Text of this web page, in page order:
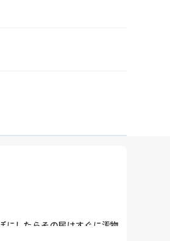
にしたらその尿はすぐに汚物